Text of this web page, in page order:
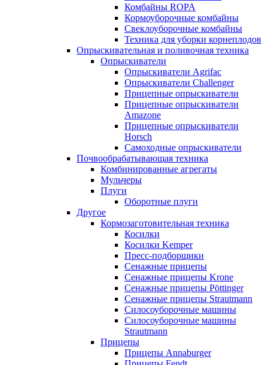
Комбайны ROPA
Кормоуборочные комбайны
Свеклоуборочные комбайны
Техника для уборки корнеплодов
Опрыскивательная и поливочная техника
Опрыскиватели
Опрыскиватели Agrifac
Опрыскиватели Challenger
Прицепные опрыскиватели
Прицепные опрыскиватели
Amazone
Прицепные опрыскиватели
Horsch
Самоходные опрыскиватели
Почвообрабатывающая техника
Комбинированные агрегаты
Мульчеры
Плуги
Оборотные плуги
Другое
Кормозаготовительная техника
Косилки
Косилки Kemper
Пресс-подборщики
Сенажные прицепы
Сенажные прицепы Krone
Сенажные прицепы Pöttinger
Сенажные прицепы Strautmann
Силосоуборочные машины
Силосоуборочные машины
Strautmann
Прицепы
Прицепы Annaburger